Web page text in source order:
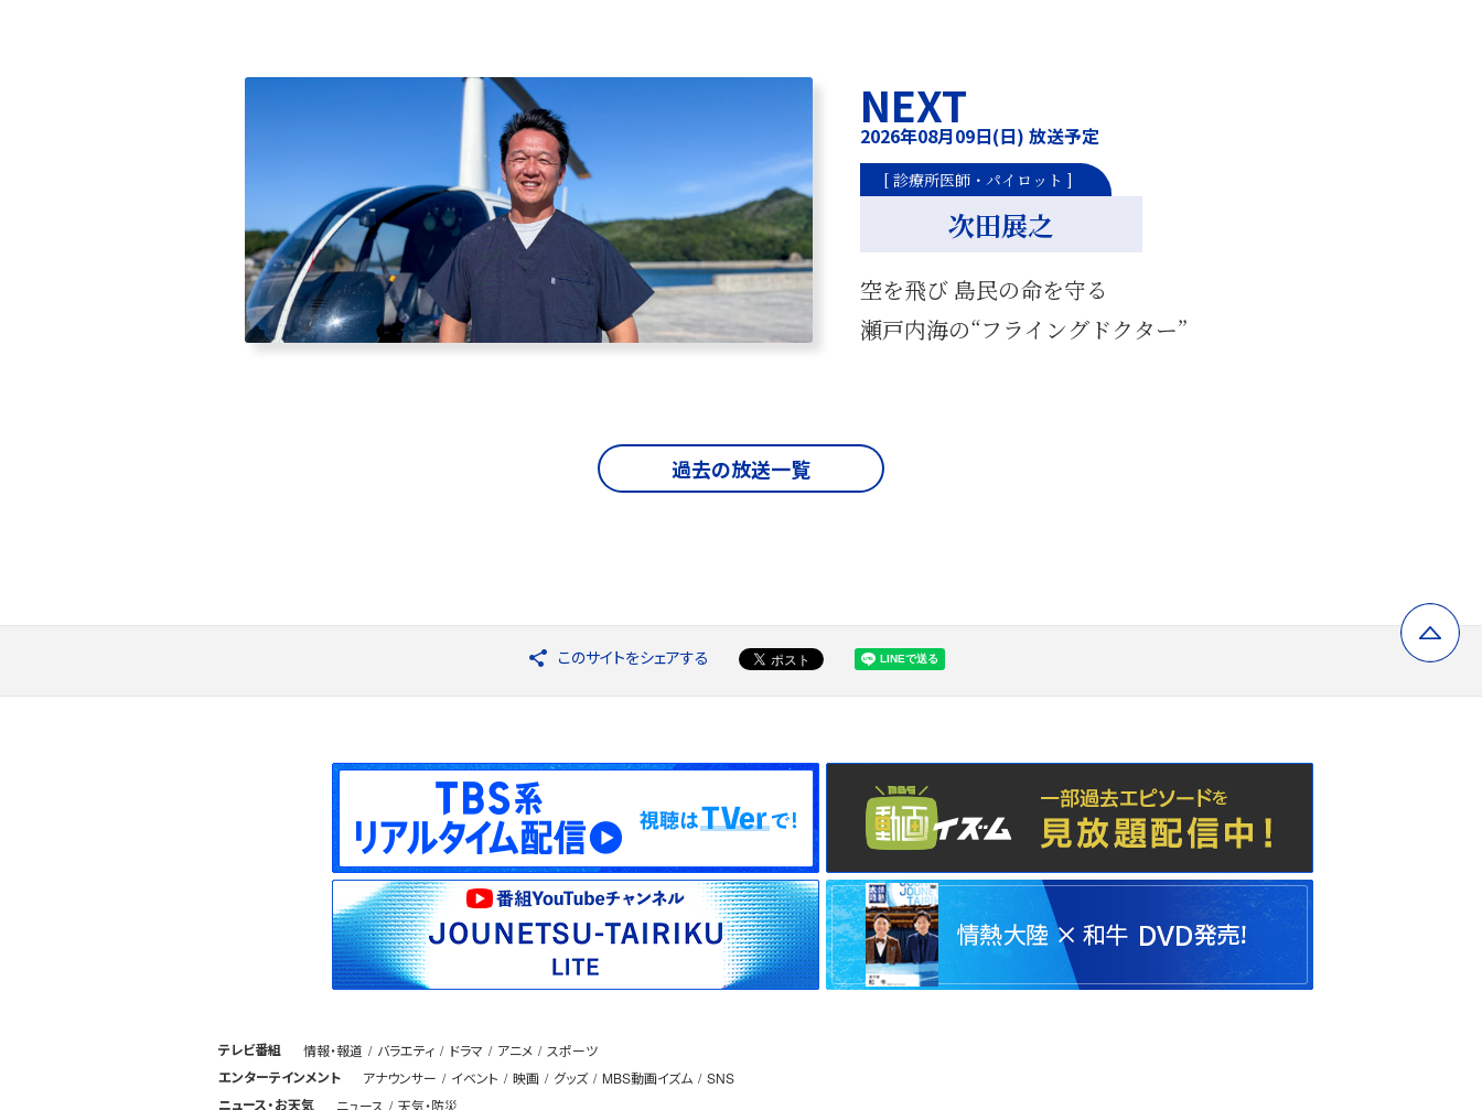
NEXT
2026年08月09日(日) 放送予定
次田展之
[ 診療所医師・パイロット ]
空を飛び 島民の命を守る
瀬戸内海の“フライングドクター”
過去の放送一覧
このサイトをシェアする
テレビ番組 情報・報道 バラエティ ドラマ アニメ スポーツ
エンターテインメント アナウンサー イベント 映画 グッズ MBS動画イズム SNS
ニュース・お天気 ニュース 天気・防災